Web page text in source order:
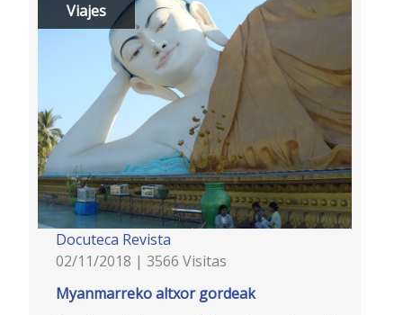
Viajes
Docuteca Revista
02/11/2018 | 3566 Visitas
Myanmarreko altxor gordeak